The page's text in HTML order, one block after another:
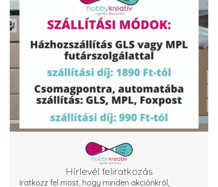
Hírlevél feliratkozás
Iratkozz fel most, hogy minden akciónkról,